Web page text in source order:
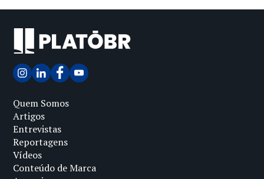
Quem Somos
Artigos
Entrevistas
Reportagens
Vídeos
Conteúdo de Marca